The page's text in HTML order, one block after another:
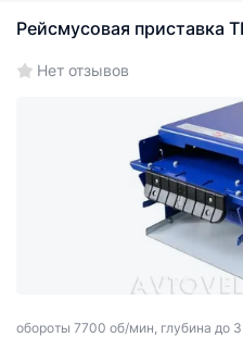
Рейсмусовая приставка
Нет отзывов
обороты 7700 об/мин, глубина до